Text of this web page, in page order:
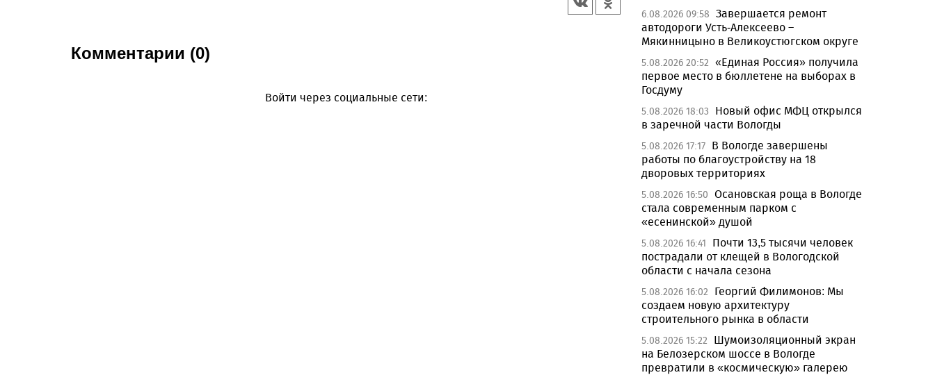
Комментарии (0)
Войти через социальные сети:
6.08.2026 09:58 Завершается ремонт
автодороги Усть-Алексеево –
Мякинницыно в Великоустюгском округе
5.08.2026 20:52 «Единая Россия» получила
первое место в бюллетене на выборах в
Госдуму
5.08.2026 18:03
Новый офис МФЦ открылся
в заречной части Вологды
5.08.2026 17:17 В Вологде завершены
работы по благоустройству на 18
дворовых территориях
5.08.2026 16:50 Осановская роща в Вологде
стала современным парком с
«есенинской» душой
5.08.2026 16:41
Почти 13,5 тысячи человек
пострадали от клещей в Вологодской
области с начала сезона
5.08.2026 16:02
Георгий Филимонов: Мы
создаем новую архитектуру
строительного рынка в области
5.08.2026 15:22
Шумоизоляционный экран
на Белозерском шоссе в Вологде
превратили в «космическую» галерею